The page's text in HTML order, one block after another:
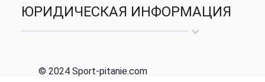
ЮРИДИЧЕСКАЯ ИНФОРМАЦИЯ
© 2024 Sport-pitanie.com